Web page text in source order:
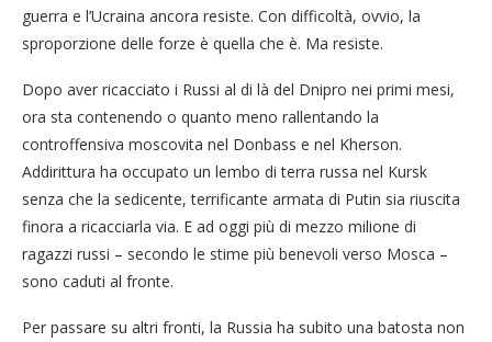
guerra e l’Ucraina ancora resiste. Con difficoltà, ovvio, la
sproporzione delle forze è quella che è. Ma resiste.
Dopo aver ricacciato i Russi al di là del Dnipro nei primi mesi,
ora sta contenendo o quanto meno rallentando la
controffensiva moscovita nel Donbass e nel Kherson.
Addirittura ha occupato un lembo di terra russa nel Kursk
senza che la sedicente, terrificante armata di Putin sia riuscita
finora a ricacciarla via. E ad oggi più di mezzo milione di
ragazzi russi – secondo le stime più benevoli verso Mosca –
sono caduti al fronte.
Per passare su altri fronti, la Russia ha subito una batosta non